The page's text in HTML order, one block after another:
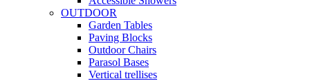
OUTDOOR
Garden Tables
Paving Blocks
Outdoor Chairs
Parasol Bases
Vertical trellises